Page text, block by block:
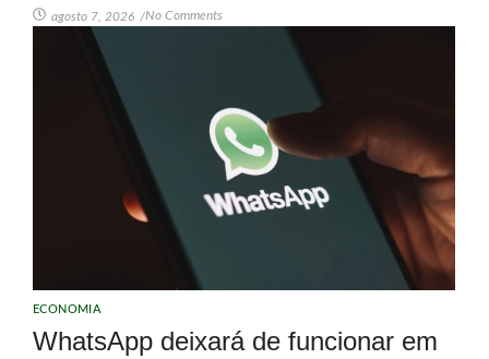
agosto 7, 2026 /No Comments
ECONOMIA
WhatsApp deixará de funcionar em